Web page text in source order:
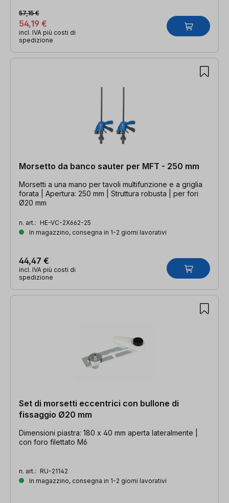
54,19 €
57,15 €
incl. IVA più costi di
spedizione
Morsetto da banco sauter per MFT - 250 mm
Morsetti a una mano per tavoli multifunzione e a griglia
forata | Apertura: 250 mm | Struttura robusta | per fori
Ø20 mm
n. art.: HE-VC-2X662-25
In magazzino, consegna in 1-2 giorni lavorativi
44,47 €
incl. IVA più costi di
spedizione
Set di morsetti eccentrici con bullone di
fissaggio Ø20 mm
Dimensioni piastra: 180 x 40 mm aperta lateralmente |
con foro filettato M6
n. art.: RU-21142
In magazzino, consegna in 1-2 giorni lavorativi